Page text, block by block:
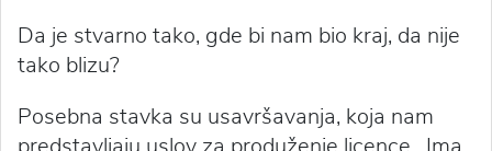
Da je stvarno tako, gde bi nam bio kraj, da nije
tako blizu?
Posebna stavka su usavršavanja, koja nam